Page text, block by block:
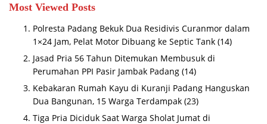
Most Viewed Posts
Polresta Padang Bekuk Dua Residivis Curanmor dalam
1×24 Jam, Pelat Motor Dibuang ke Septic Tank (14)
Jasad Pria 56 Tahun Ditemukan Membusuk di
Perumahan PPI Pasir Jambak Padang (14)
Kebakaran Rumah Kayu di Kuranji Padang Hanguskan
Dua Bangunan, 15 Warga Terdampak (23)
Tiga Pria Diciduk Saat Warga Sholat Jumat di